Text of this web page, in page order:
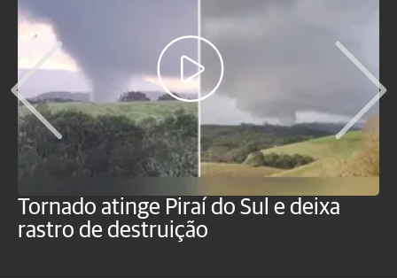
Tornado atinge Piraí do Sul e deixa
rastro de destruição